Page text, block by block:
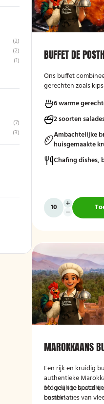
(2)
(2)
(1)
(7)
(3)
BUFFET DE
Ons buffet
gerechten zoals
kipschnitzels met
gebakken
seizoensgroenten.
rauwkost,
brood met
compleet en
6 warme
2 soorten
Ambachtelijke
huisgemaakte
Chafing dishes,
MAROKKAANS
Een rijk en kruidig
authentieke
vol geurige
combinaties van
Mogelijk te
bestek!